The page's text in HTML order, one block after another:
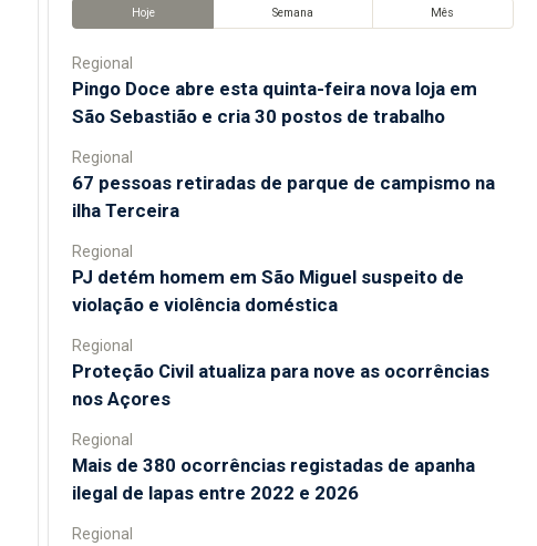
Hoje Semana Mês
Regional
Pingo Doce abre esta quinta-feira nova loja em
São Sebastião e cria 30 postos de trabalho
Regional
67 pessoas retiradas de parque de campismo na
ilha Terceira
Regional
PJ detém homem em São Miguel suspeito de
violação e violência doméstica
Regional
Proteção Civil atualiza para nove as ocorrências
nos Açores
Regional
Mais de 380 ocorrências registadas de apanha
ilegal de lapas entre 2022 e 2026
Regional